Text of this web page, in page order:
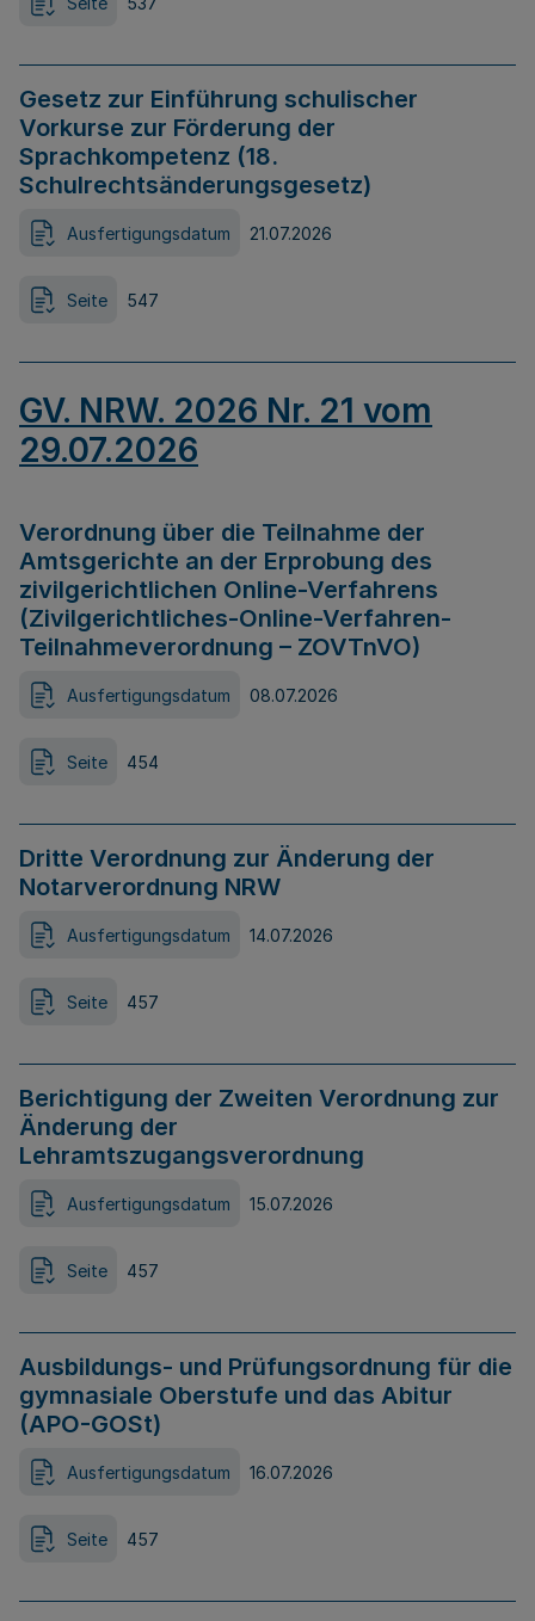
Gesetz zur Einführung schulischer
Vorkurse zur Förderung der
Sprachkompetenz (18.
Schulrechtsänderungsgesetz)
Ausfertigungsdatum 21.07.2026
Seite 547
GV. NRW. 2026 Nr. 21 vom
29.07.2026
Verordnung über die Teilnahme der
Amtsgerichte an der Erprobung des
zivilgerichtlichen Online-Verfahrens
(Zivilgerichtliches-Online-Verfahren-
Teilnahmeverordnung – ZOVTnVO)
Ausfertigungsdatum 08.07.2026
Seite 454
Dritte Verordnung zur Änderung der
Notarverordnung NRW
Ausfertigungsdatum 14.07.2026
Seite 457
Berichtigung der Zweiten Verordnung zur
Änderung der
Lehramtszugangsverordnung
Ausfertigungsdatum 15.07.2026
Seite 457
Ausbildungs- und Prüfungsordnung für die
gymnasiale Oberstufe und das Abitur
(APO-GOSt)
Ausfertigungsdatum 16.07.2026
Seite 457